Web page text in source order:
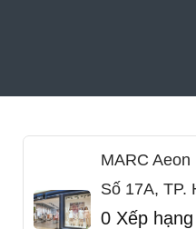
MARC
Số 17A, TP.
0 Xếp hạng